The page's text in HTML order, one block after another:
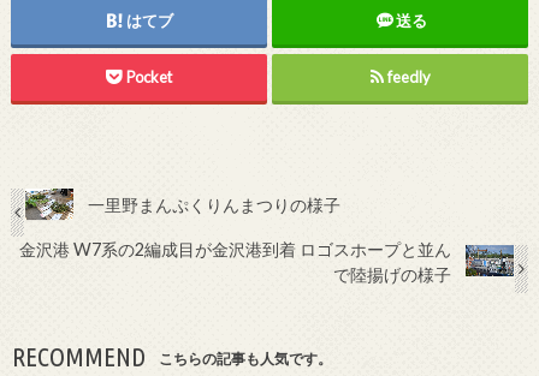
はてブ 送る
Pocket feedly
一里野まんぷくりんまつりの様子
金沢港 W7系の2編成目が金沢港到着 ロゴスホープと並ん
で陸揚げの様子
RECOMMEND こちらの記事も人気です。